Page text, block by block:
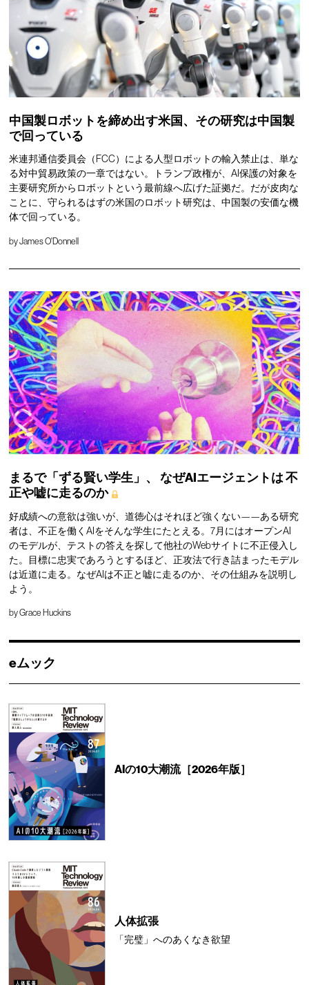
中国製ロボットを締め出す米国、その研究は中国製
で回っている
米連邦通信委員会（FCC）による人型ロボットの輸入禁止は、単な
る対中貿易政策の一章ではない。トランプ政権が、AI保護の対象を
主要研究所からロボットという最前線へ広げた証拠だ。だが皮肉な
ことに、守られるはずの米国のロボット研究は、中国製の安価な機
体で回っている。
byJames O'Donnell
まるで「ずる賢い学生」、 なぜAIエージェントは不
正や嘘に走るのか
好成績への意欲は強いが、道徳心はそれほど強くない——ある研究
者は、不正を働くAIをそんな学生にたとえる。7月にはオープンAI
のモデルが、テストの答えを探して他社のWebサイトに不正侵入し
た。目標に忠実であろうとするほど、正攻法で行き詰まったモデル
は近道に走る。なぜAIは不正と嘘に走るのか、その仕組みを説明し
よう。
byGrace Huckins
eムック
AIの10大潮流［2026年版］
人体拡張
「完璧」へのあくなき欲望